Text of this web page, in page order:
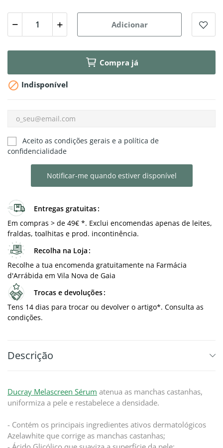
Adicionar
Compra já
 Indisponível
Aceito as condições gerais e a política de
confidencialidade
Notificar-me quando estiver disponível
Entregas gratuitas
Em compras > de 49€ *. Exclui encomendas apenas de leites,
fraldas, toalhitas e prod. incontinência.
Recolha na Loja
Recolhe a tua encomenda gratuitamente na Farmácia
d'Arrábida em Vila Nova de Gaia
Trocas e devoluções
Tens 14 dias para trocar ou devolver o artigo*. Consulta as
condições.
Descrição
Ducray Melascreen Sérum atenua as manchas castanhas,
uniformiza a pele e restabelece a densidade.
- Contém os principais ingredientes ativos dermatológicos
Azelawhite que corrige as manchas castanhas;